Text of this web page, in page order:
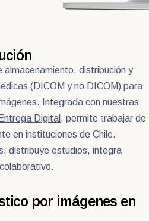
distribución y
(DICOM y no DICOM) para
Integrada con nuestras
Entrega Digital , permite trabajar de
en instituciones de Chile.
distribuye estudios, integra
por imágenes en